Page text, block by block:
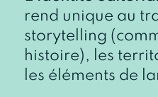
rend unique au
storytelling
histoire), les
les éléments de